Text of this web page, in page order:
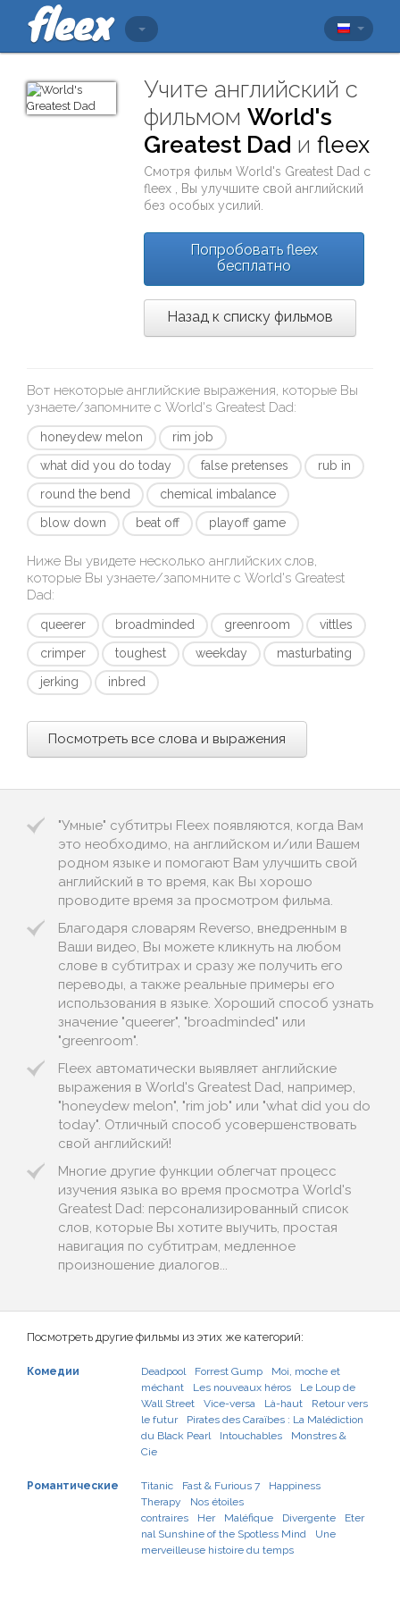
Учите английский с
фильмомWorld's
Greatest Dad иfleex
Смотря фильмWorld's Greatest Dad с
fleex
, Вы улучшите свой английский
без особых усилий.
Попробовать fleex
бесплатно
Назад к списку фильмов
Вот некоторые английские выражения, которые Вы
узнаете/запомните с World's Greatest Dad:
honeydew melon
rim job
what did you do today
false pretenses
rub in
round the bend
chemical imbalance
blow down
beat off playoff game
Ниже Вы увидете несколько английских слов,
которые Вы узнаете/запомните с World's Greatest
Dad:
queerer broadminded greenroom
vittles
crimper
toughest weekday
masturbating
jerking
inbred
Посмотреть все слова и выражения
"Умные" субтитры Fleex появляются, когда Вам
это необходимо, на английском и/или Вашем
родном языке и помогают Вам улучшить свой
английский в то время, как Вы хорошо
проводите время за просмотром фильма.
Благодаря словарям Reverso, внедренным в
Ваши видео, Вы можете кликнуть на любом
слове в субтитрах и сразу же получить его
переводы, а также реальные примеры его
использования в языке. Хороший способ узнать
значение "queerer", "broadminded" или
"greenroom".
Fleex автоматически выявляет английские
выражения в World's Greatest Dad, например,
"honeydew melon", "rim job" или "what did you do
today". Отличный способ усовершенствовать
свой английский!
Многие другие функции облегчат процесс
изучения языка во время просмотра World's
Greatest Dad: персонализированный список
слов, которые Вы хотите выучить, простая
навигация по субтитрам, медленное
произношение диалогов...
Посмотреть другие фильмы из этих же категорий:
Комедии Deadpool Forrest Gump
Moi, moche et
méchant
Les nouveaux héros
Le Loup de
Wall Street
Vice-versa Là-haut
Retour vers
le futur
Pirates des Caraïbes : La Malédiction
du Black Pearl
Intouchables
Monstres &
Cie
Романтические Titanic Fast & Furious 7
Happiness
Therapy
Nos étoiles
contraires
Her Maléfique Divergente
Eter
nal Sunshine of the Spotless Mind
Une
merveilleuse histoire du temps